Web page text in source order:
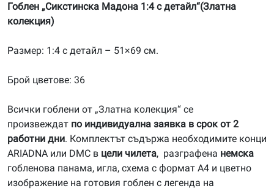
детайл-202300276
Гоблен „Сикстинска Мадона 1:4 с детайл“(Златна
колекция)
Размер: 1:4 с детайл – 51×69 см.
Брой цветове: 36
Всички гоблени от „Златна колекция“ се
произвеждат по индивидуална заявка в срок от 2
работни дни. Комплектът съдържа необходимите конци
ARIADNA или DMC в цели чилета, разграфена немска
гобленова панама, игла, схема с формат А4 и цветно
изображение на готовия гоблен с легенда на